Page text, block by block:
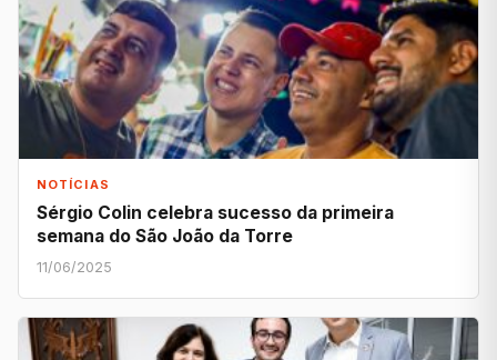
NOTÍCIAS
Sérgio Colin celebra sucesso da primeira
semana do São João da Torre
11/06/2025